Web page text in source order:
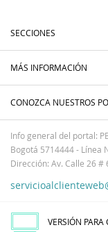
SECCIONES
MÁS INFORMACIÓN
CONOZCA NUESTROS
Info general del portal:
Bogotá 5714444 - Línea
Dirección: Av. Calle 26 #
VERSIÓN